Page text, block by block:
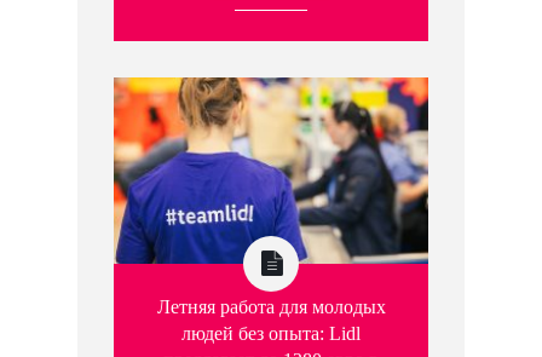
Летняя работа для молодых
людей без опыта: Lidl